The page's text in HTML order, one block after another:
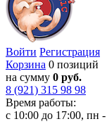
Войти Регистрация
Корзина 0 позиций
на сумму 0 руб.
8 (921) 315 98 98
Время работы:
с 10:00 до 17:00, пн